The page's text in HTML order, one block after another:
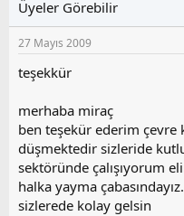
Üyeler Görebilir
27 Mayıs 2009
teşekkür
merhaba miraç
ben teşekür ederim çevre
düşmektedir sizleride
sektöründe çalışıyorum
halka yayma çabasındayız.
sizlerede kolay gelsin